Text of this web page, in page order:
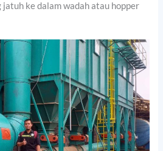
ke dalam wadah atau hopper